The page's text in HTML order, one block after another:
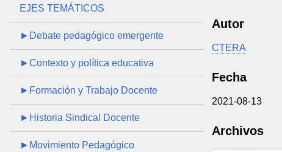
EJES TEMÁTICOS
►Debate pedagógico emergente
►Contexto y política educativa
►Formación y Trabajo Docente
►Historia Sindical Docente
►Movimiento Pedagógico
Autor
CTERA
Fecha
2021-08-13
Archivos